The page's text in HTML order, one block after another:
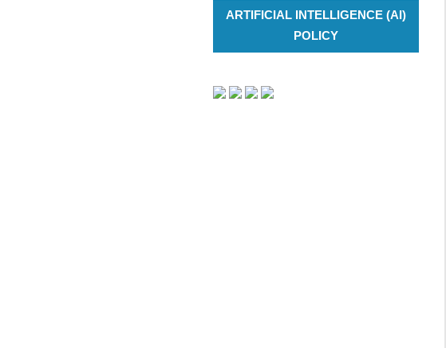
ARTIFICIAL INTELLIGENCE (AI)
POLICY